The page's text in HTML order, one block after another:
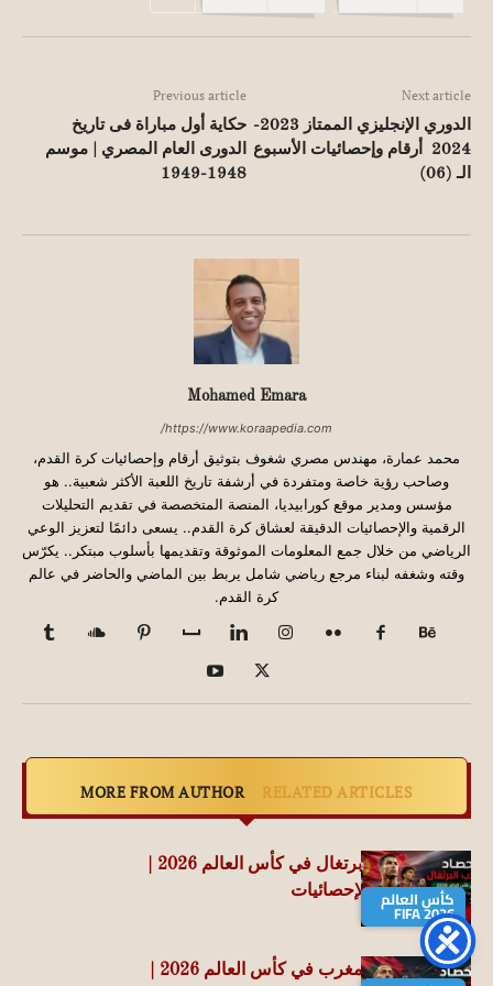
Previous article
حكاية أول مباراة فى تاريخ
الدورى العام المصري | موسم
1948-1949
Next article
الدوري الإنجليزي الممتاز 2023-
2024 أرقام وإحصائيات الأسبوع
الـ (06)
Mohamed Emara
https://www.koraapedia.com/
محمد عمارة، مهندس مصري شغوف بتوثيق أرقام وإحصائيات كرة القدم،
وصاحب رؤية خاصة ومتفردة في أرشفة تاريخ اللعبة الأكثر شعبية.. هو
مؤسس ومدير موقع كورابيديا، المنصة المتخصصة في تقديم التحليلات
الرقمية والإحصائيات الدقيقة لعشاق كرة القدم.. يسعى دائمًا لتعزيز الوعي
الرياضي من خلال جمع المعلومات الموثوقة وتقديمها بأسلوب مبتكر.. يكرّس
وقته وشغفه لبناء مرجع رياضي شامل يربط بين الماضي والحاضر في عالم
كرة القدم.
RELATED ARTICLES
MORE FROM AUTHOR
كأس العالم
FIFA 2026
جميع الأرقام والإحصائيات